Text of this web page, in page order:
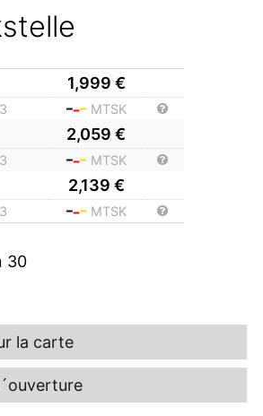
1,999 €
MTSK
2,059 €
MTSK
2,139 €
MTSK
30
la carte